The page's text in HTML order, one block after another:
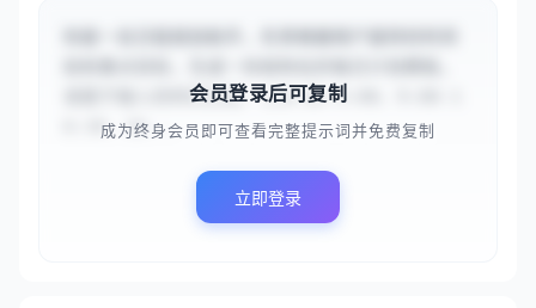
请基于输入的时间分段：{{8:00-9:00、9:00-1
0:30、10...
会员登录后可复制
成为终身会员即可查看完整提示词并免费复制
立即登录